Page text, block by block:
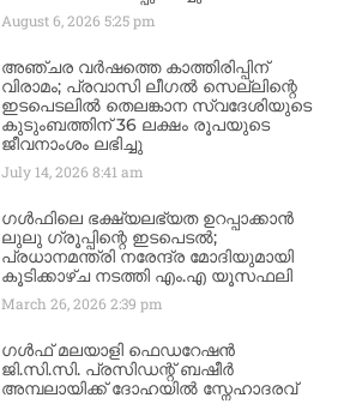
August 6, 20265:25 pm
അഞ്ചര വർഷത്തെ കാത്തിരിപ്പിന്
വിരാമം; പ്രവാസി ലീഗൽ സെല്ലിന്റെ
ഇടപെടലിൽ തെലങ്കാന സ്വദേശിയുടെ
കുടുംബത്തിന് 36 ലക്ഷം രൂപയുടെ
ജീവനാംശം ലഭിച്ചു
July 14, 20268:41 am
ഗൾഫിലെ ഭക്ഷ്യലഭ്യത ഉറപ്പാക്കാൻ
ലുലു ഗ്രൂപ്പിന്റെ ഇടപെടൽ;
പ്രധാനമന്ത്രി നരേന്ദ്ര മോദിയുമായി
കൂടിക്കാഴ്ച നടത്തി എം.എ യൂസഫലി
March 26, 20262:39 pm
ഗൾഫ് മലയാളി ഫെഡറേഷൻ
ജി.സി.സി. പ്രസിഡന്റ് ബഷീർ
അമ്പലായിക്ക് ദോഹയിൽ സ്നേഹാദരവ്